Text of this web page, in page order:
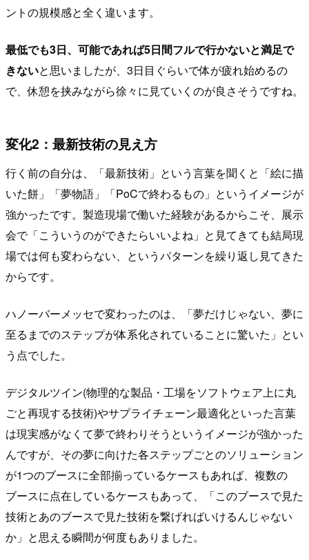
ントの規模感と全く違います。
最低でも3日、可能であれば5日間フルで行かないと満足で
きないと思いましたが、3日目ぐらいで体が疲れ始めるの
で、休憩を挟みながら徐々に見ていくのが良さそうですね。
変化2：最新技術の見え方
行く前の自分は、「最新技術」という言葉を聞くと「絵に描
いた餅」「夢物語」「PoCで終わるもの」というイメージが
強かったです。製造現場で働いた経験があるからこそ、展示
会で「こういうのができたらいいよね」と見てきても結局現
場では何も変わらない、というパターンを繰り返し見てきた
からです。
ハノーバーメッセで変わったのは、「夢だけじゃない、夢に
至るまでのステップが体系化されていることに驚いた」とい
う点でした。
デジタルツイン(物理的な製品・工場をソフトウェア上に丸
ごと再現する技術)やサプライチェーン最適化といった言葉
は現実感がなくて夢で終わりそうというイメージが強かった
んですが、その夢に向けた各ステップごとのソリューション
が1つのブースに全部揃っているケースもあれば、複数の
ブースに点在しているケースもあって、「このブースで見た
技術とあのブースで見た技術を繋げればいけるんじゃない
か」と思える瞬間が何度もありました。